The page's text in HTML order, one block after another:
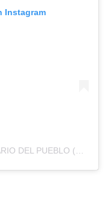
Instagram
Una publicación compartida por DIARIO DEL PUEBLO (@diariodlpueblo)